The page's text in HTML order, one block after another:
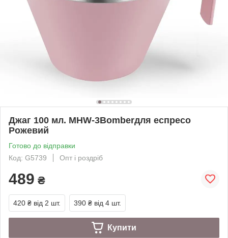
Джаг 100 мл. MHW-3Bomberдля еспресо
Рожевий
Готово до відправки
Код: G5739
Опт і роздріб
489 ₴
420 ₴ від 2 шт. 390 ₴ від 4 шт.
Купити